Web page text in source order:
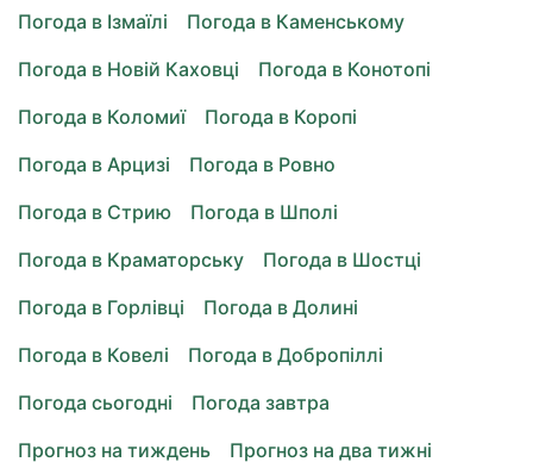
Погода в Ізмаїлі
Погода в Каменському
Погода в Новій Каховці
Погода в Конотопі
Погода в Коломиї
Погода в Коропі
Погода в Арцизі
Погода в Ровно
Погода в Стрию
Погода в Шполі
Погода в Краматорську
Погода в Шостці
Погода в Горлівці
Погода в Долині
Погода в Ковелі
Погода в Добропіллі
Погода сьогодні
Погода завтра
Прогноз на тиждень
Прогноз на два тижні